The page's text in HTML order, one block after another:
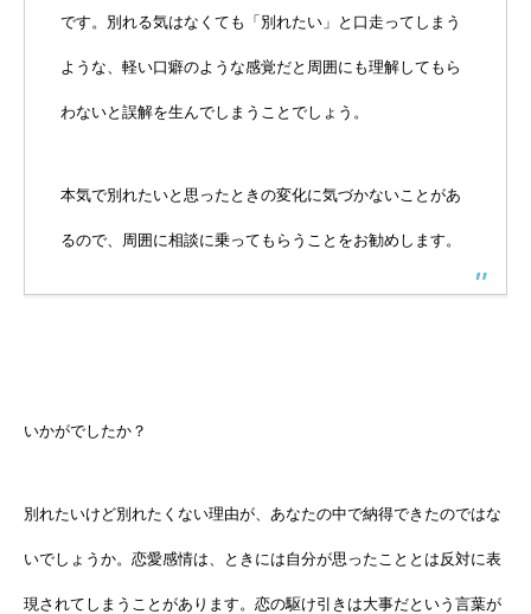
です。別れる気はなくても「別れたい」と口走ってしまう
ような、軽い口癖のような感覚だと周囲にも理解してもら
わないと誤解を生んでしまうことでしょう。
本気で別れたいと思ったときの変化に気づかないことがあ
るので、周囲に相談に乗ってもらうことをお勧めします。
いかがでしたか？
別れたいけど別れたくない理由が、あなたの中で納得できたのではな
いでしょうか。恋愛感情は、ときには自分が思ったこととは反対に表
現されてしまうことがあります。恋の駆け引きは大事だという言葉が